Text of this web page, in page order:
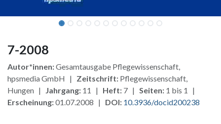
7-2008
Autor*innen:Gesamtausgabe Pflegewissenschaft,
hpsmedia GmbH | Zeitschrift: Pflegewissenschaft,
Hungen | Jahrgang: 11 | Heft: 7 | Seiten: 1 bis 1 |
Erscheinung:01.07.2008 | DOI: 10.3936/docid200238